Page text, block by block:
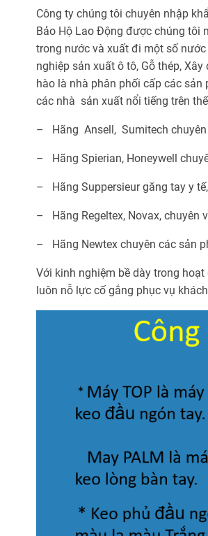
Công ty chúng tôi chuyên nhập
Bảo Hộ Lao Động được chúng tôi
trong nước và xuất đi một số
nghiệp sản xuất ô tô, Gỗ thép,
hào là nhà phân phối cấp các
các nhà sản xuất nổi tiếng trên
– Hãng Ansell, Sumitech chuyên
– Hãng Spierian, Honeywell
– Hãng Suppersieur găng tay y
– Hãng Regeltex, Novax, chuyên
– Hãng Newtex chuyên các sản
Với kinh nghiệm bề dày trong
luôn nỗ lực cố gắng phục vụ